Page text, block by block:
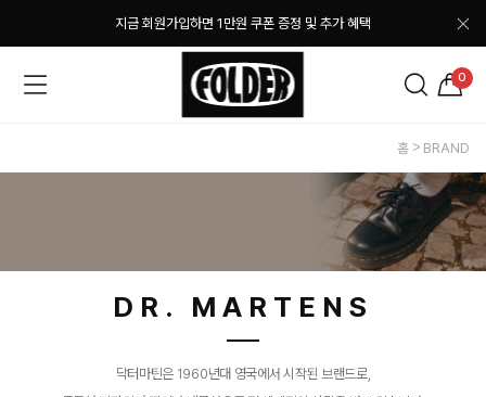
지금 회원가입하면 1만원 쿠폰 증정 및 추가 혜택
0
홈 BRAND
DR. MARTENS
닥터마틴은 1960년대 영국에서 시작된 브랜드로,